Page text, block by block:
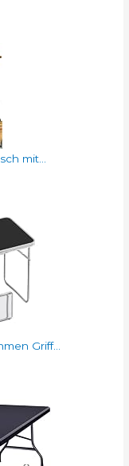
mit...
Griff...